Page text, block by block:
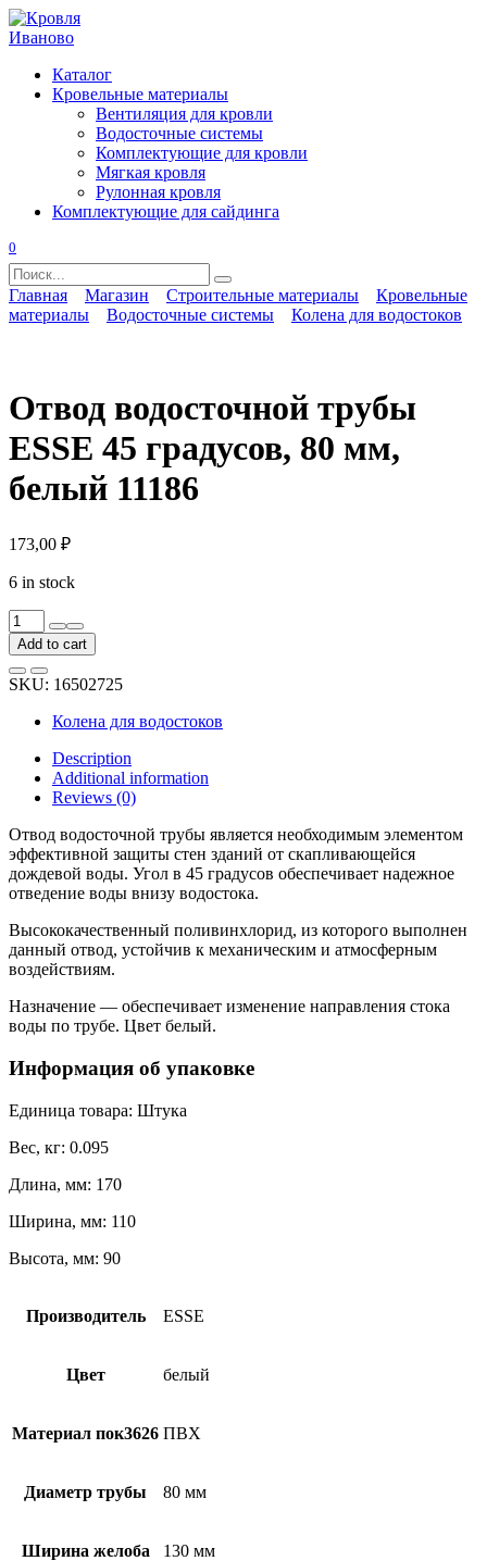
Перейти
к
Каталог
Кровельные материалы
Вентиляция для кровли
Водосточные системы
Комплектующие для кровли
Мягкая кровля
Рулонная кровля
Комплектующие для сайдинга
0
Search
for:
Главная Магазин Строительные материалы
Кровельные
материалы
Водосточные системы Колена для водостоков
Отвод водосточной трубы
ESSE 45 градусов, 80 мм,
белый 11186
173,00 ₽
6 in stock
Отвод
водосточной
трубы
ESSE
45
градусов,
белый
11186
Add to cart
SKU: 16502725
Колена для водостоков
Description
Additional information
Reviews (0)
Отвод водосточной трубы является необходимым элементом
эффективной защиты стен зданий от скапливающейся
дождевой воды. Угол в 45 градусов обеспечивает надежное
отведение воды внизу водостока.
Высококачественный поливинхлорид, из которого выполнен
данный отвод, устойчив к механическим и атмосферным
воздействиям.
Назначение — обеспечивает изменение направления стока
воды по трубе. Цвет белый.
Информация об упаковке
Единица товара: Штука
Вес, кг: 0.095
Длина, мм: 170
Ширина, мм: 110
Высота, мм: 90
Производитель ESSE
Цвет белый
Материал пок3626 ПВХ
Диаметр трубы 80 мм
Ширина желоба 130 мм